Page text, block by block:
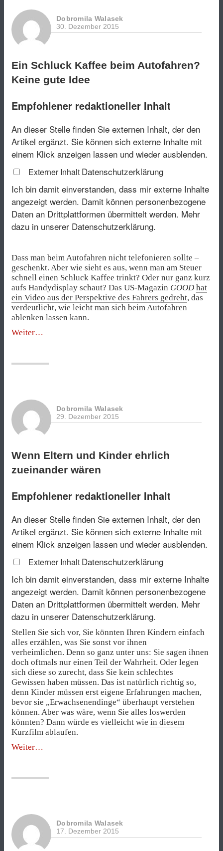
Dobromila Walasek
30. Dezember 2015
Ein Schluck Kaffee beim Autofahren?
Keine gute Idee
Empfohlener redaktioneller Inhalt
An dieser Stelle finden Sie externen Inhalt, der den
Artikel ergänzt. Sie können sich externe Inhalte mit
einem Klick anzeigen lassen und wieder ausblenden.
Externer Inhalt Datenschutzerklärung
Ich bin damit einverstanden, dass mir externe Inhalte
angezeigt werden. Damit können personenbezogene
Daten an Drittplattformen übermittelt werden. Mehr
dazu in unserer Datenschutzerklärung.
Dass man beim Autofahren nicht telefonieren sollte –
geschenkt. Aber wie sieht es aus, wenn man am Steuer
schnell einen Schluck Kaffee trinkt? Oder nur ganz kurz
aufs Handydisplay schaut? Das US-Magazin GOOD hat
ein Video aus der Perspektive des Fahrers gedreht, das
verdeutlicht, wie leicht man sich beim Autofahren
ablenken lassen kann.
Weiter„Ein
beim
Idee“
Dobromila Walasek
29. Dezember 2015
Wenn Eltern und Kinder ehrlich
zueinander wären
Empfohlener redaktioneller Inhalt
An dieser Stelle finden Sie externen Inhalt, der den
Artikel ergänzt. Sie können sich externe Inhalte mit
einem Klick anzeigen lassen und wieder ausblenden.
Externer Inhalt Datenschutzerklärung
Ich bin damit einverstanden, dass mir externe Inhalte
angezeigt werden. Damit können personenbezogene
Daten an Drittplattformen übermittelt werden. Mehr
dazu in unserer Datenschutzerklärung.
Stellen Sie sich vor, Sie könnten Ihren Kindern einfach
alles erzählen, was Sie sonst vor ihnen
verheimlichen. Denn so ganz unter uns: Sie sagen ihnen
doch oftmals nur einen Teil der Wahrheit. Oder legen
sich diese so zurecht, dass Sie kein schlechtes
Gewissen haben müssen. Das ist natürlich richtig so,
denn Kinder müssen erst eigene Erfahrungen machen,
bevor sie „Erwachsenendinge“ überhaupt verstehen
können. Aber was wäre, wenn Sie alles loswerden
könnten? Dann würde es vielleicht wie in diesem
Kurzfilm ablaufen.
Weiter„Wenn
Kinder
Dobromila Walasek
17. Dezember 2015